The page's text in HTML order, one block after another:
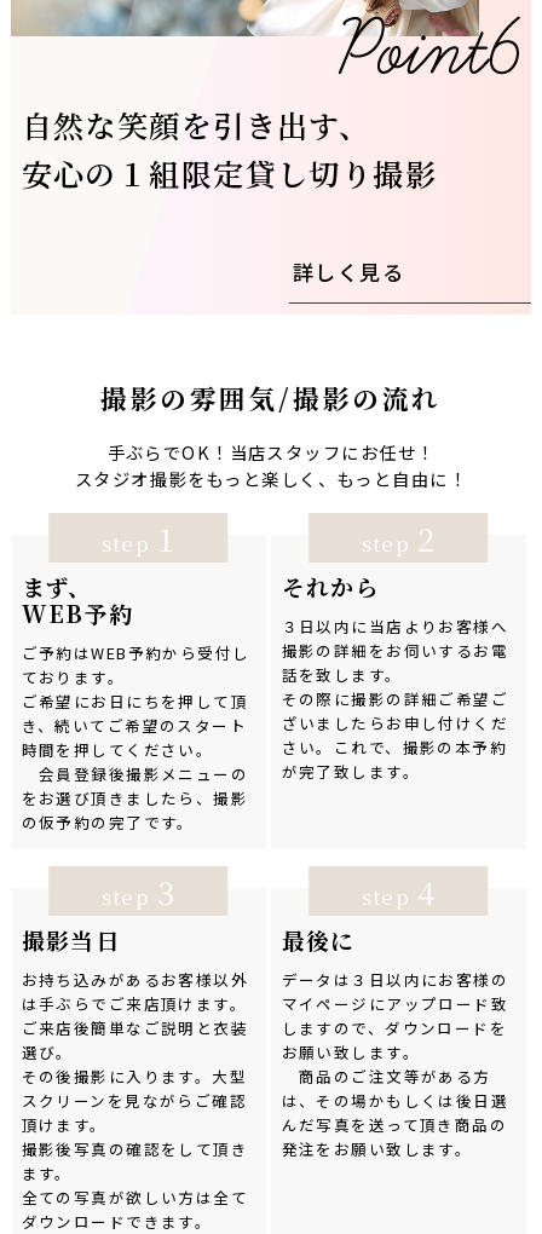
自然な笑顔を引き出す、
安心の１組限定貸し切り撮影
詳しく見る
撮影の雰囲気/撮影の流れ
手ぶらでOK！当店スタッフにお任せ！
スタジオ撮影をもっと楽しく、もっと自由に！
まず、
WEB予約
ご予約はWEB予約から受付し
ております。
ご希望にお日にちを押して頂
き、続いてご希望のスタート
時間を押してください。
会員登録後撮影メニューの
をお選び頂きましたら、撮影
の仮予約の完了です。
step 1
それから
３日以内に当店よりお客様へ
撮影の詳細をお伺いするお電
話を致します。
その際に撮影の詳細ご希望ご
ざいましたらお申し付けくだ
さい。これで、撮影の本予約
が完了致します。
step 2
撮影当日
お持ち込みがあるお客様以外
は手ぶらでご来店頂けます。
ご来店後簡単なご説明と衣装
選び。
その後撮影に入ります。大型
スクリーンを見ながらご確認
頂けます。
撮影後写真の確認をして頂き
ます。
全ての写真が欲しい方は全て
ダウンロードできます。
step 3
最後に
データは３日以内にお客様の
マイページにアップロード致
しますので、ダウンロードを
お願い致します。
商品のご注文等がある方
は、その場かもしくは後日選
んだ写真を送って頂き商品の
発注をお願い致します。
step 4